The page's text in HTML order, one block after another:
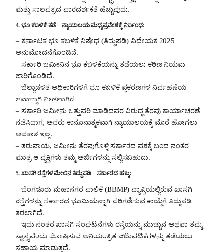
ಮತ್ತು ಸಾಲಪತ್ರದ ಪಾರದರ್ಶಕತೆ ಹೆಚ್ಚುವುದು.
4. ಭೂ ಕಬಳಿಕೆ ತಡೆ – ನ್ಯಾಯಾಲಯ ಮಧ್ಯಪ್ರವೇಶಕ್ಕೆ ನಿರ್ಬಂಧ:
– ಕರ್ನಾಟಕ ಭೂ ಕಬಳಿಕೆ ನಿಷೇಧ (ತಿದ್ದುಪಡಿ) ವಿಧೇಯಕ 2025
ಅನುಮೋದನೆಗೊಂಡಿದೆ.
– ಸರ್ಕಾರಿ ಜಮೀನಿನ ಭೂ ಕಬಳಿಕೆಯನ್ನು ತಡೆಯಲು ಕಠಿಣ ನಿಯಮ
ಜಾರಿಗೊಂಡಿದೆ.
– ಜಿಲ್ಲಾಡಳಿತ ಅಧಿಕಾರಿಗಳಿಗೆ ಭೂ ಕಬಳಿಕೆ ಪ್ರಕರಣಗಳ ನಿರ್ವಹಣೆಯ
ಜವಾಬ್ದಾರಿ ನೀಡಲಾಗಿದೆ.
– ಸರ್ಕಾರಿ ಜಮೀನು ಒತ್ತುವರಿ ಮಾಡಿದವರ ವಿರುದ್ಧ ತೆರವು ಕಾರ್ಯಾಚರಣೆ
ನಡೆಸಿದಾಗ, ಅವರು ಕಾನೂನಾತ್ಮಕವಾಗಿ ನ್ಯಾಯಾಲಯಕ್ಕೆ ಮೊರೆ ಹೋಗಲು
ಅವಕಾಶ ಇಲ್ಲ.
– ತರುವಾಯ, ಜಮೀನು ತೆರವುಗೊಳ್ಳಿ ಸರ್ಕಾರದ ವಶಕ್ಕೆ ಬಂದ ನಂತರ
ಮಾತ್ರ ಆ ವ್ಯಕ್ತಿಗಳು ತಮ್ಮ ಅರ್ಜಿಗಳನ್ನು ಸಲ್ಲಿಸಬಹುದು.
5. ಖಾಸಗಿ ರಸ್ತೆಗಳ ಮೇಲಿನ ತಿದ್ದುಪಡಿ – ಸರ್ಕಾರದ ಹಕ್ಕು:
– ಬೆಂಗಳೂರು ಮಹಾನಗರ ಪಾಲಿಕೆ (BBMP) ವ್ಯಾಪ್ತಿಯಲ್ಲಿರುವ ಖಾಸಗಿ
ರಸ್ತೆಗಳನ್ನು ಸರ್ಕಾರದ ಭೂಮಿಯನ್ನಾಗಿ ಪರಿಗಣಿಸುವ ಕಾಯ್ದೆಗೆ ತಿದ್ದುಪಡಿ
ತರಲಾಗಿದೆ.
– ಇದು ನಂತರ ಖಾಸಗಿ ಸಂಘಟನೆಗಳು ರಸ್ತೆಯನ್ನು ಮುಚ್ಚುವ ಅಥವಾ ತಮ್ಮ
ಸ್ವಾಸ್ತ್ಯವೆಂದು ಘೋಷಿಸುವ ಅನಿಯಂತ್ರಿತ ಚಟುವಟಿಕೆಗಳನ್ನು ತಡೆಯಲು
ಸಹಾಯ ಮಾಡುತ್ತದೆ.